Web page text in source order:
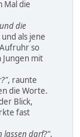
Mal die
die
als jene
so
Jungen mit
, raunte
die Worte.
Blick,
fast
lassen darf?",